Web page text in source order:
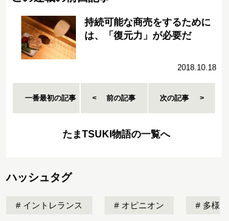
持続可能な商売をするために
は、「復元力」が必要だ
2018.10.18
一番最初の記事 前の記事 次の記事
たまTSUKI物語の一覧へ
ハッシュタグ
イントレランス オピニオン 多様